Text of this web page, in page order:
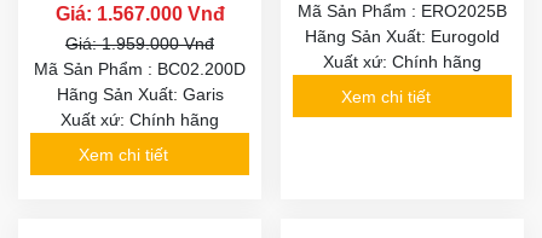
Giá: 1.567.000 Vnđ
Giá: 1.959.000 Vnđ
Mã Sản Phẩm : BC02.200D
Hãng Sản Xuất: Garis
Xuất xứ: Chính hãng
Xem chi tiết
Mã Sản Phẩm : ERO2025B
Hãng Sản Xuất: Eurogold
Xuất xứ: Chính hãng
Xem chi tiết